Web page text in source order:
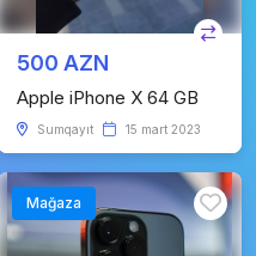
500 AZN
Apple iPhone X 64 GB
Sumqayıt 15 mart 2023
Mağaza